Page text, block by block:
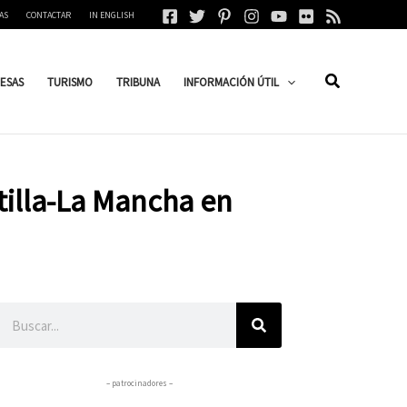
CONTACTAR IN ENGLISH
TURISMO TRIBUNA INFORMACIÓN ÚTIL
La Mancha en
– patrocinadores –